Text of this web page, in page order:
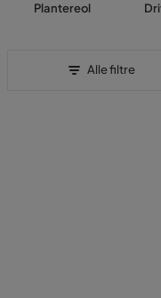
Plantereol
Alle filtre